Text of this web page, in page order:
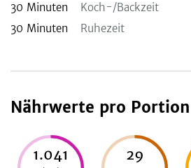
30 Minuten
Koch-/Backzeit
30 Minuten Ruhezeit
Nährwerte pro Portion
1.041 29